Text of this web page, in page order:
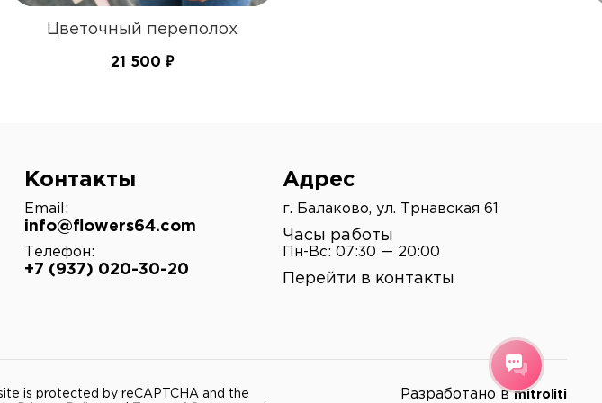
время доставки.
Цветочный переполох
21 500 ₽
Контакты
Email:
info@flowers64.com
Телефон:
+7 (937) 020-30-20
Адрес
г. Балаково, ул. Трнавская 61
Часы работы
Пн-Вс: 07:30 — 20:00
Перейти в контакты
site is protected by reCAPTCHA and the
Разработано вmitroliti